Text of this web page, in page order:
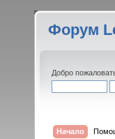
Форум
Добро
Начало